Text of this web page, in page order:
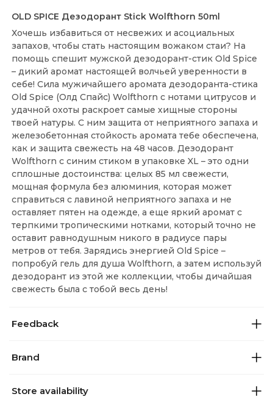
OLD SPICE Дезодорант Stick Wolfthorn 50ml
Хочешь избавиться от несвежих и асоциальных
запахов, чтобы стать настоящим вожаком стаи? На
помощь спешит мужской дезодорант-стик Old Spice
– дикий аромат настоящей волчьей уверенности в
себе! Сила мужичайшего аромата дезодоранта-стика
Old Spice (Олд Спайс) Wolfthorn с нотами цитрусов и
удачной охоты раскроет самые хищные стороны
твоей натуры. С ним защита от неприятного запаха и
железобетонная стойкость аромата тебе обеспечена,
как и защита свежесть на 48 часов. Дезодорант
Wolfthorn с синим стиком в упаковке XL – это одни
сплошные достоинства: целых 85 мл свежести,
мощная формула без алюминия, которая может
справиться с лавиной неприятного запаха и не
оставляет пятен на одежде, а еще яркий аромат с
терпкими тропическими нотками, который точно не
оставит равнодушным никого в радиусе пары
метров от тебя. Зарядись энергией Old Spice –
попробуй гель для душа Wolfthorn, а затем используй
дезодорант из этой же коллекции, чтобы дичайшая
свежесть была с тобой весь день!
Feedback
Brand
Store availability